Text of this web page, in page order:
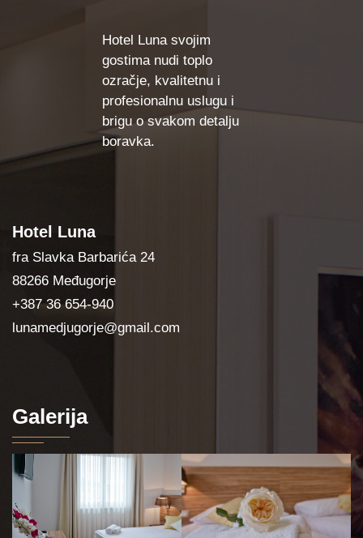
Hotel Luna svojim
gostima nudi toplo
ozračje, kvalitetnu i
profesionalnu uslugu i
brigu o svakom detalju
boravka.
Hotel Luna
fra Slavka Barbarića 24
88266 Međugorje
+387 36 654-940
lunamedjugorje@gmail.com
Galerija